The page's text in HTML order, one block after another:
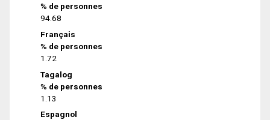
% de personnes
94.68
Français
% de personnes
1.72
Tagalog
% de personnes
1.13
Espagnol